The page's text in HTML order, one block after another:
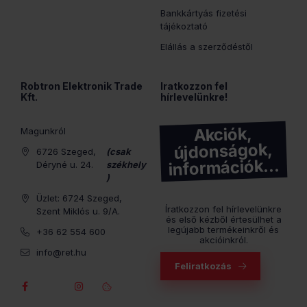
Bankkártyás fizetési
tájékoztató
Elállás a szerződéstől
Robtron Elektronik Trade
Kft.
Magunkról
6726 Szeged,
Déryné u. 24.
(csak
székhely
)
Üzlet: 6724 Szeged,
Szent Miklós u. 9/A.
+36 62 554 600
info@ret.hu
Iratkozzon fel
hírlevelünkre!
Akciók,
újdonságok,
információk…
Íratkozzon fel hírlevelünkre
és első kézből értesülhet a
legújabb termékeinkről és
akcióinkról.
Feliratkozás